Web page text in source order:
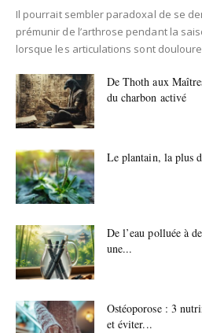
Il pourrait sembler paradoxal de se
prémunir de l’arthrose pendant la
lorsque les articulations sont
De Thoth aux
du charbon activé
Le plantain, la plus
De l’eau polluée à
une...
Ostéoporose : 3
et éviter...